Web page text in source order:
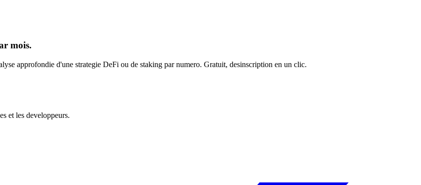
mois.
approfondie d'une strategie DeFi ou de staking par numero. Gratuit, desinscription en un clic.
et les developpeurs.